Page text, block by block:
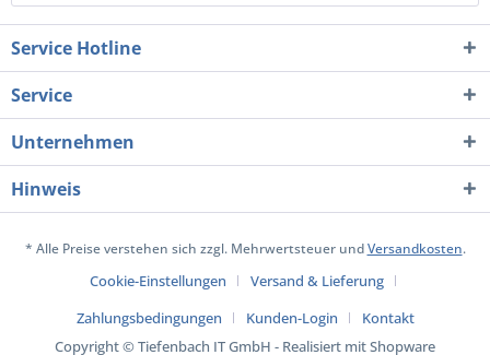
Service Hotline
Service
Unternehmen
Hinweis
* Alle Preise verstehen sich zzgl. Mehrwertsteuer undVersandkosten.
Cookie-Einstellungen
Versand & Lieferung
Zahlungsbedingungen
Kunden-Login
Kontakt
Copyright © Tiefenbach IT GmbH - Realisiert mit Shopware